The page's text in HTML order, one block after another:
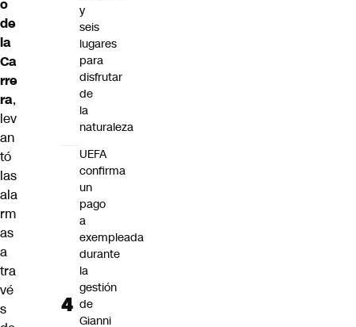
o
de
la
Ca
rre
ra,
lev
an
tó
las
ala
rm
as
a
tra
vé
s
y
seis
lugares
para
disfrutar
de
la
naturaleza
UEFA
confirma
un
pago
a
exempleada
durante
la
gestión
de
Gianni